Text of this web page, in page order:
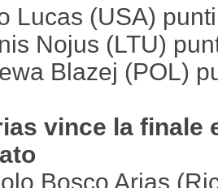
Lucas (USA)
Nojus (LTU)
Blazej (POL)
vince la finale
Bosco Arias